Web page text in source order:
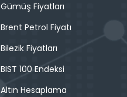
Gümüş Fiyatları
Brent Petrol Fiyatı
Bilezik Fiyatları
BIST 100 Endeksi
Altın Hesaplama